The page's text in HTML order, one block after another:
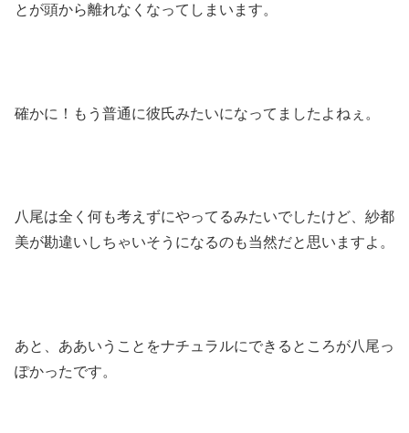
とが頭から離れなくなってしまいます。
確かに！もう普通に彼氏みたいになってましたよねぇ。
八尾は全く何も考えずにやってるみたいでしたけど、紗都
美が勘違いしちゃいそうになるのも当然だと思いますよ。
あと、ああいうことをナチュラルにできるところが八尾っ
ぽかったです。